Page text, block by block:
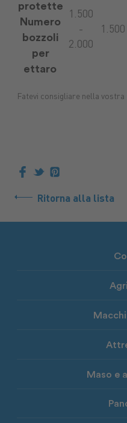
protette
Numero
bozzoli
per
ettaro
1.500
-
2.000
Fatevi consigliare nella vostra
Ritorna alla lista
Maso e